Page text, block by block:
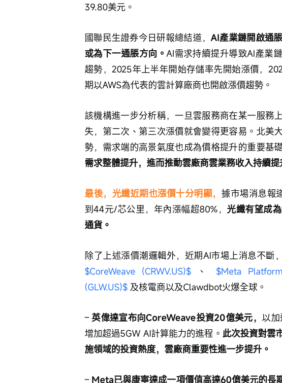
39.80美元。
國聯民生證券今日研報總結道，AI產業鏈開啟通
或為下一通脹方向。AI需求持續提升導致AI產業
趨勢，2025年上半年開始存儲率先開始漲價，
期以AWS為代表的雲計算廠商也開啟漲價趨勢。
該機構進一步分析稱，一旦雲服務商在某一服務
失，第二次、第三次漲價就會變得更容易。北美
勢，需求端的高景氣度也成為價格提升的重要基
需求整體提升，進而推動雲廠商雲業務收入持續提
最後，光纖近期也漲價十分明顯， 據市場消息報
到44元/芯公里，年內漲幅超80%， 光纖有望成
通貨。
除了上述漲價潮邏輯外，近期AI市場上消息不斷
$CoreWeave (CRWV.US)$ 、 $Meta
(GLW.US)$ 及核電商以及Clawdbot火爆全球。
– 英偉達宣布向CoreWeave投資20億美元，以
增加超過5GW AI計算能力的進程。 此次投資對雲
施領域的投資熱度，雲廠商重要性進一步提升。
– Meta已與康寧達成一項價值高達60億美元的長